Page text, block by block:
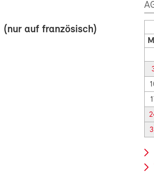
(nur auf französisch)